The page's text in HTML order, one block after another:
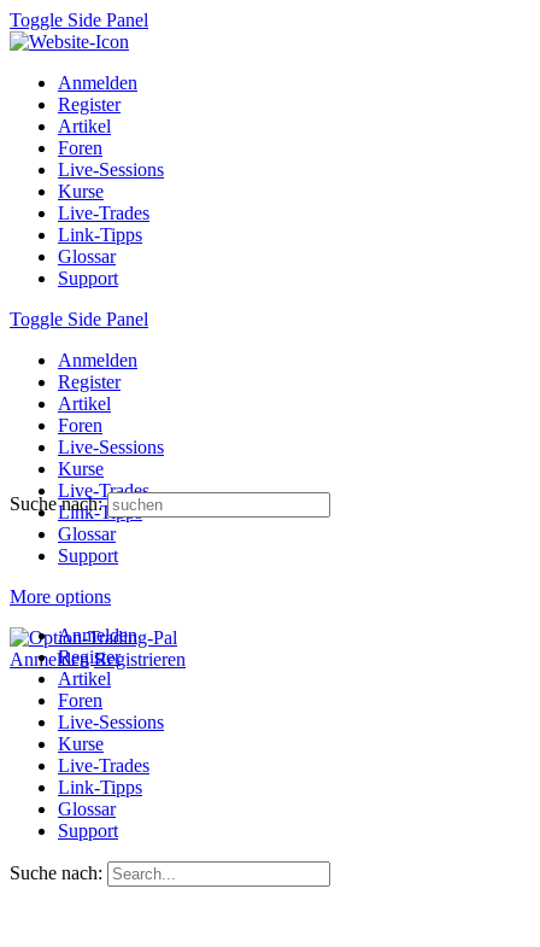
Toggle Side Panel
Anmelden
Register
Artikel
Foren
Live-Sessions
Kurse
Live-Trades
Link-Tipps
Glossar
Support
Toggle Side Panel
Anmelden
Register
Artikel
Foren
Live-Sessions
Kurse
Live-Trades
Link-Tipps
Glossar
Support
More options
Anmelden Registrieren
Suche nach:
Anmelden
Register
Artikel
Foren
Live-Sessions
Kurse
Live-Trades
Link-Tipps
Glossar
Support
Suche nach: